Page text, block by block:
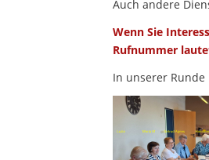
Auch andere
Wenn Sie
Rufnummer
In unserer Runde